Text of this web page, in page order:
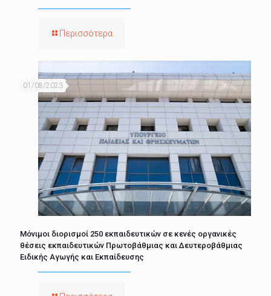
Περισσότερα
01/08/2023
Μόνιμοι διορισμοί 250 εκπαιδευτικών σε κενές οργανικές
θέσεις εκπαιδευτικών Πρωτοβάθμιας και Δευτεροβάθμιας
Ειδικής Αγωγής και Εκπαίδευσης